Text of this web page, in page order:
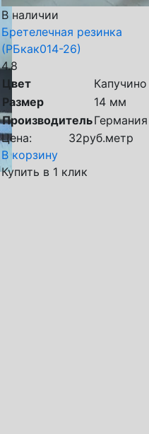
В наличии
Бретелечная резинка
(РБкак014-26)
4.8
Цвет
Капучино
Размер
14 мм
ПроизводительГермания
Цена:
32руб.метр
В корзину
Купить в 1 клик